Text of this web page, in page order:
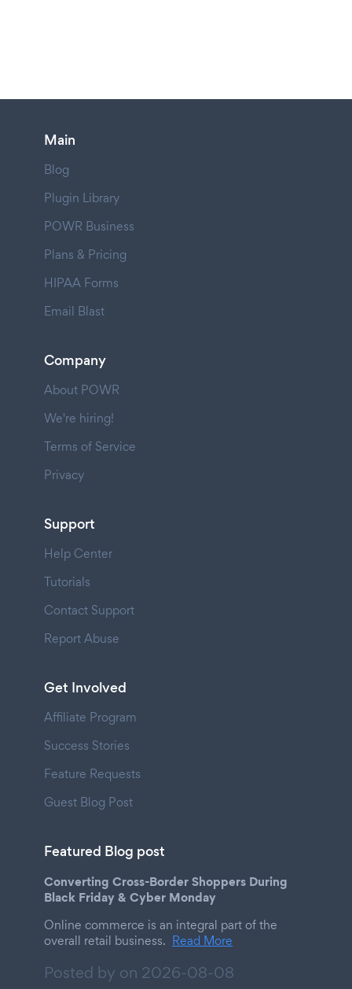
Main
Blog
Plugin Library
POWR Business
Plans & Pricing
HIPAA Forms
Email Blast
Company
About POWR
We're hiring!
Terms of Service
Privacy
Support
Help Center
Tutorials
Contact Support
Report Abuse
Get Involved
Affiliate Program
Success Stories
Feature Requests
Guest Blog Post
Featured Blog post
Converting Cross-Border Shoppers During
Black Friday & Cyber Monday
Online commerce is an integral part of the
overall retail business. Read More
Posted by on 2026-08-08